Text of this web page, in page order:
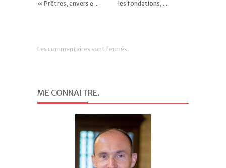
« Prêtres, envers e ...
les fondations, ...
Les commentaires sont fermés.
ME CONNAITRE.